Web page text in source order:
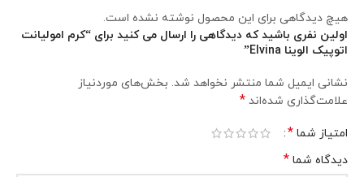
هیچ دیدگاهی برای این محصول نوشته نشده است.
اولین نفری باشید که دیدگاهی را ارسال می کنید برای “کرم امولیانت
اتوپیک الوینا Elvina”
نشانی ایمیل شما منتشر نخواهد شد. بخش‌های موردنیاز
علامت‌گذاری شده‌اند *
امتیاز شما *
دیدگاه شما *